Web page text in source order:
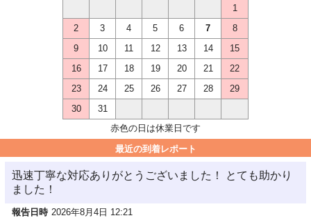
1
2
3 4 5 6 7
8
9
10 11 12 13 14
15
16
17 18 19 20 21
22
23
24 25 26 27 28
29
30
31
赤色の日は休業日です
最近の到着レポート
迅速丁寧な対応ありがとうございました！ とても助かり
ました！
報告日時 2026年8月4日 12:21